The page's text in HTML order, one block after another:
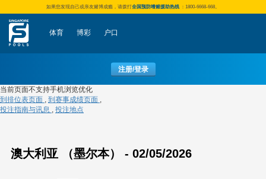
如果您发现自己或亲友赌博成瘾，请拨打全国预防嗜赌援助热线 ：1800-6668-668。
体育 博彩 户口
注册/登录
当前页面不支持手机浏览优化
到排位表页面 , 到赛事成绩页面 ,
投注指南与讯息 , 投注地点
澳大利亚 （墨尔本） - 02/05/2026